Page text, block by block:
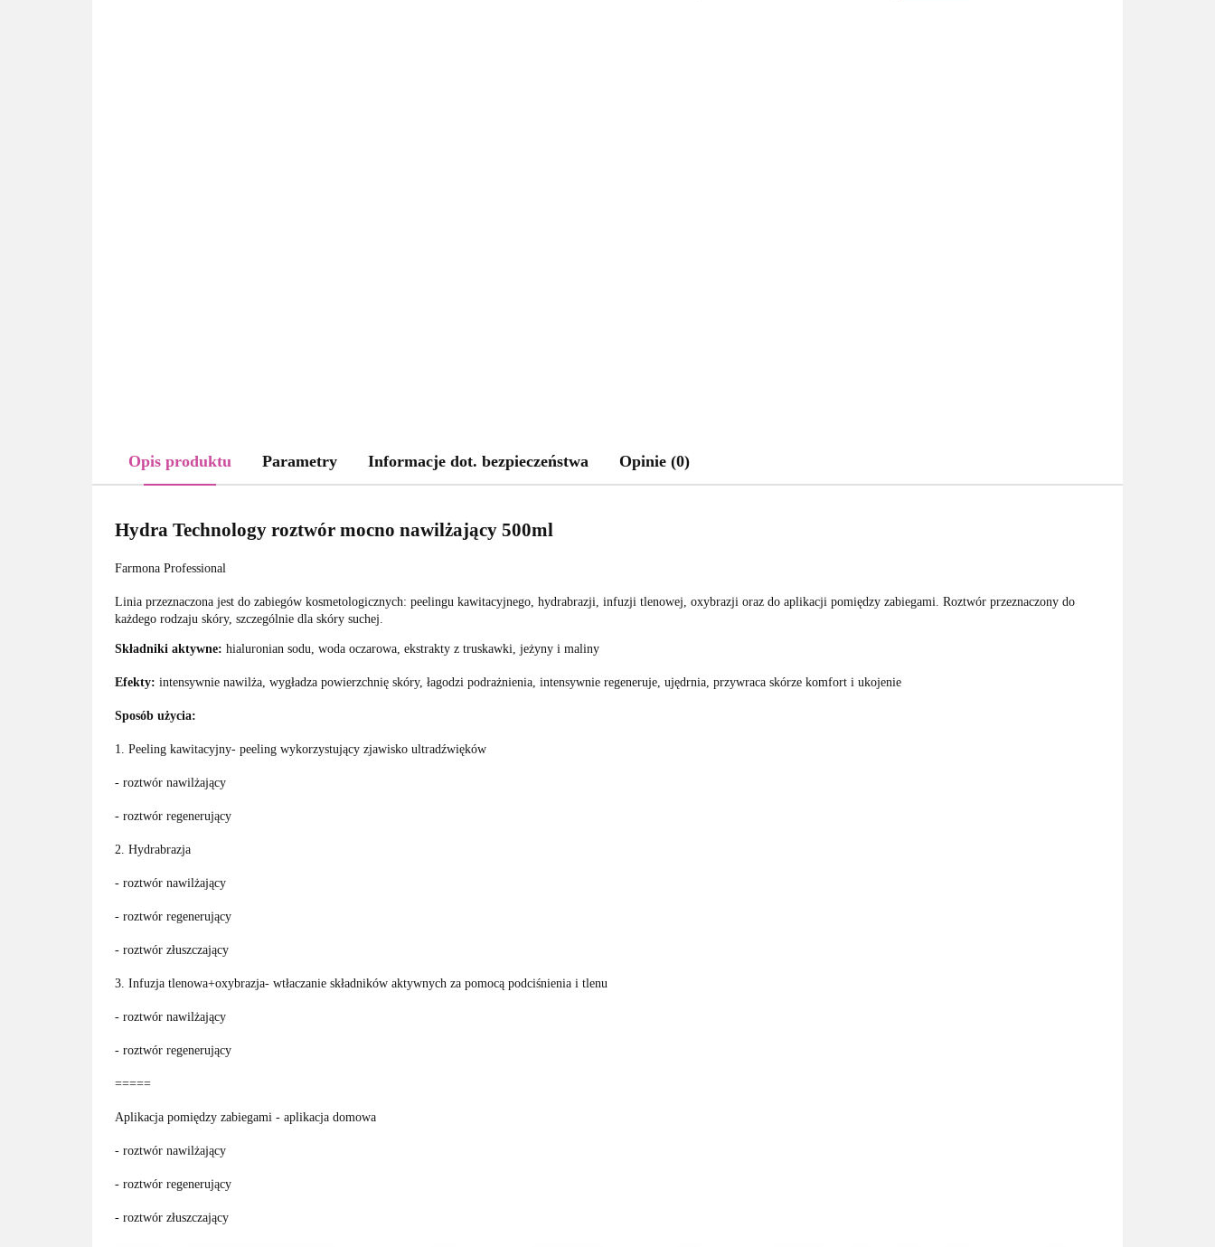
Opis produktu Parametry Informacje dot. bezpieczeństwa Opinie (0)
Hydra Technology roztwór mocno nawilżający 500ml
Farmona Professional
Linia przeznaczona jest do zabiegów kosmetologicznych: peelingu kawitacyjnego, hydrabrazji, infuzji tlenowej, oxybrazji oraz do aplikacji pomiędzy zabiegami. Roztwór przeznaczony do
każdego rodzaju skóry, szczególnie dla skóry suchej.
Składniki aktywne: hialuronian sodu, woda oczarowa, ekstrakty z truskawki, jeżyny i maliny
Efekty: intensywnie nawilża, wygładza powierzchnię skóry, łagodzi podrażnienia, intensywnie regeneruje, ujędrnia, przywraca skórze komfort i ukojenie
Sposób użycia:
1. Peeling kawitacyjny- peeling wykorzystujący zjawisko ultradźwięków
- roztwór nawilżający
- roztwór regenerujący
2. Hydrabrazja
- roztwór nawilżający
- roztwór regenerujący
- roztwór złuszczający
3. Infuzja tlenowa+oxybrazja- wtłaczanie składników aktywnych za pomocą podciśnienia i tlenu
- roztwór nawilżający
- roztwór regenerujący
=====
Aplikacja pomiędzy zabiegami - aplikacja domowa
- roztwór nawilżający
- roztwór regenerujący
- roztwór złuszczający